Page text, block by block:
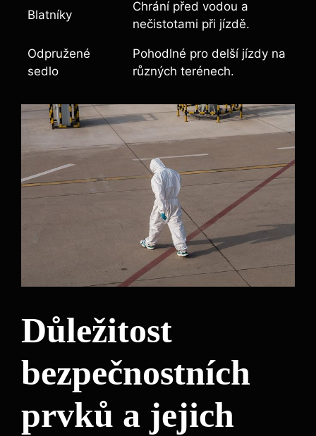
Blatníky
Chrání před vodou a
nečistotami při jízdě.
Odpružené
sedlo
Pohodlné pro delší jízdy na
různých terénech.
Důležitost
bezpečnostních
prvků a jejich